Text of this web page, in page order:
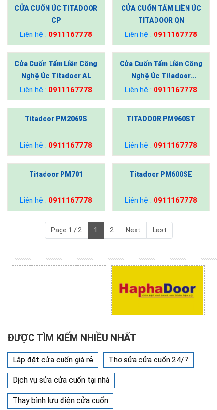
CỬA CUỐN ÚC TITADOOR
CP
Liên hệ : 0911167778
CỬA CUỐN TẤM LIỀN ÚC
TITADOOR QN
Liên hệ : 0911167778
Cửa Cuốn Tấm Liền Công
Nghệ Úc Titadoor AL
Liên hệ : 0911167778
Cửa Cuốn Tấm Liền Công
Nghệ Úc Titadoor
QN220VAC
Liên hệ : 0911167778
Titadoor PM2069S
Liên hệ : 0911167778
TITADOOR PM960ST
Liên hệ : 0911167778
Titadoor PM701
Liên hệ : 0911167778
Titadoor PM600SE
Liên hệ : 0911167778
Page 1 / 2 1 2 Next Last
ĐƯỢC TÌM KIẾM NHIỀU NHẤT
Lắp đặt cửa cuốn giá rẻ Thợ sửa cửa cuốn 24/7
Dịch vụ sửa cửa cuốn tại nhà
Thay bình lưu điện cửa cuốn